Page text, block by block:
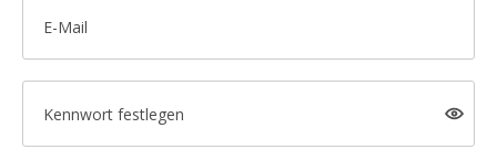
E-Mail
Kennwort festlegen